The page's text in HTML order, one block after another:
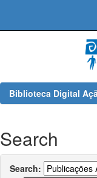
Biblioteca Digital
Search
Search: